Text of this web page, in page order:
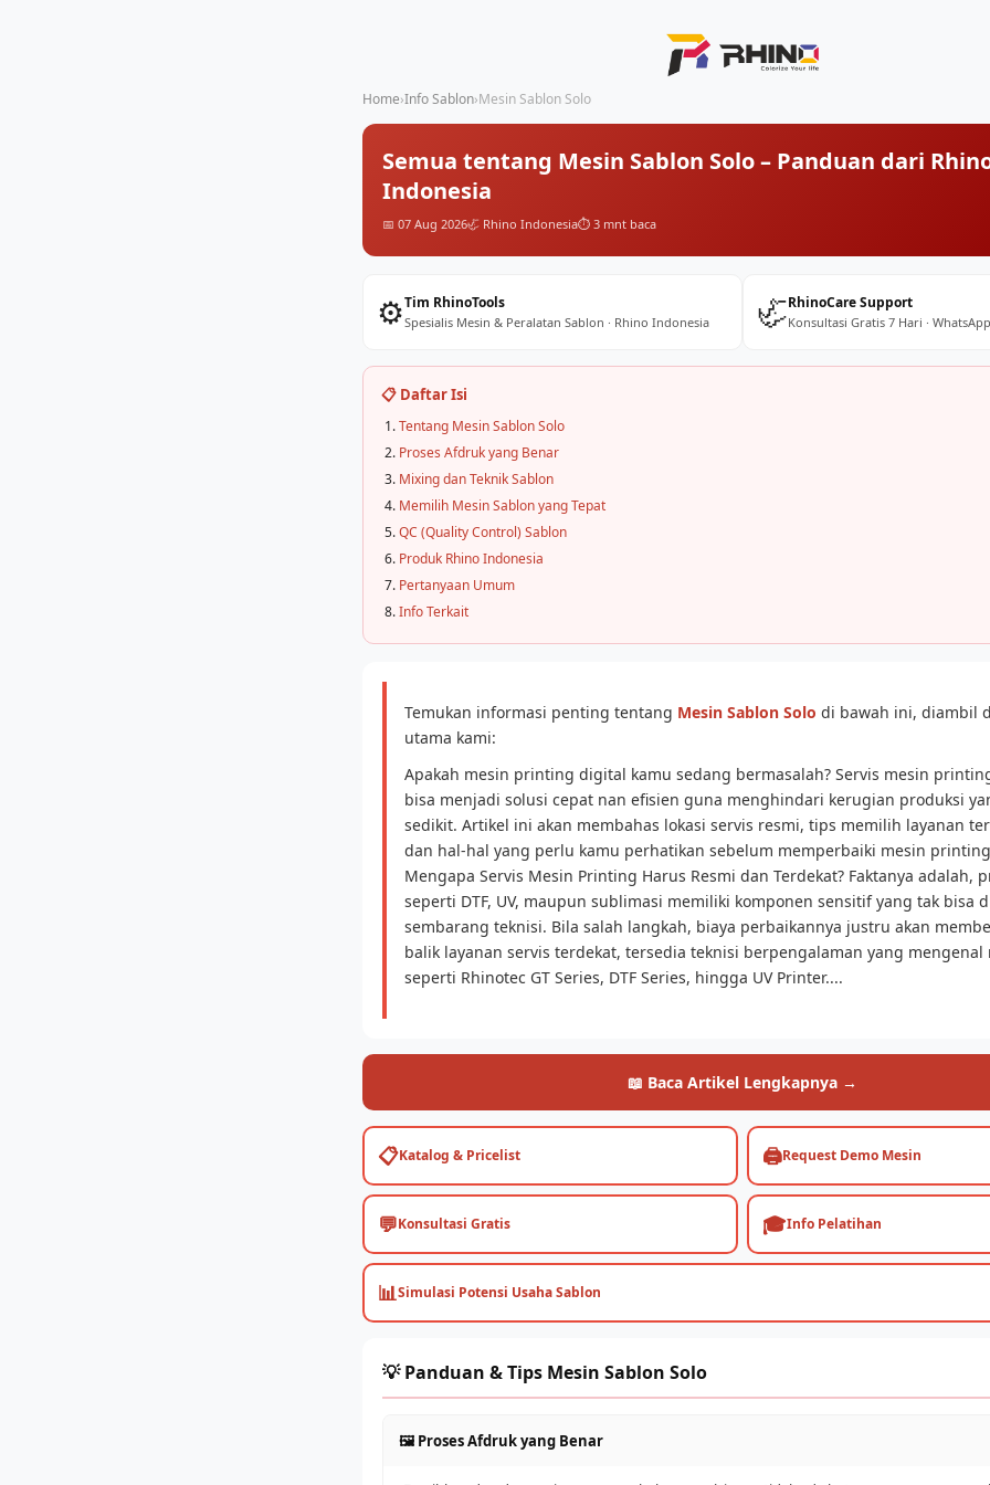
Home›Info Sablon›Mesin Sablon Solo
Semua tentang Mesin Sablon Solo – Panduan dari
Indonesia
📅 07 Aug 2026🦏 Rhino Indonesia⏱️ 3 mnt baca
⚙️Tim RhinoTools
Spesialis Mesin & Peralatan Sablon · Rhino Indonesia 🦏RhinoCare Support
Konsultasi Gratis 7 Hari ·
📋 Daftar Isi
Tentang Mesin Sablon Solo
Proses Afdruk yang Benar
Mixing dan Teknik Sablon
Memilih Mesin Sablon yang Tepat
QC (Quality Control) Sablon
Produk Rhino Indonesia
Pertanyaan Umum
Info Terkait
Temukan informasi penting tentang Mesin Sablon Solo di bawah ini, diambil
utama kami:
Apakah mesin printing digital kamu sedang bermasalah? Servis mesin
bisa menjadi solusi cepat nan efisien guna menghindari kerugian produksi
sedikit. Artikel ini akan membahas lokasi servis resmi, tips memilih layanan
dan hal-hal yang perlu kamu perhatikan sebelum memperbaiki mesin
Mengapa Servis Mesin Printing Harus Resmi dan Terdekat? Faktanya adalah,
seperti DTF, UV, maupun sublimasi memiliki komponen sensitif yang tak bisa
sembarang teknisi. Bila salah langkah, biaya perbaikannya justru akan
balik layanan servis terdekat, tersedia teknisi berpengalaman yang mengenal
seperti Rhinotec GT Series, DTF Series, hingga UV Printer....
📖 Baca Artikel Lengkapnya →
📋Katalog & Pricelist 🖨️Request Demo Mesin
💬Konsultasi Gratis 🎓Info Pelatihan
📊Simulasi Potensi Usaha Sablon
💡 Panduan & Tips Mesin Sablon Solo
🖼️ Proses Afdruk yang Benar